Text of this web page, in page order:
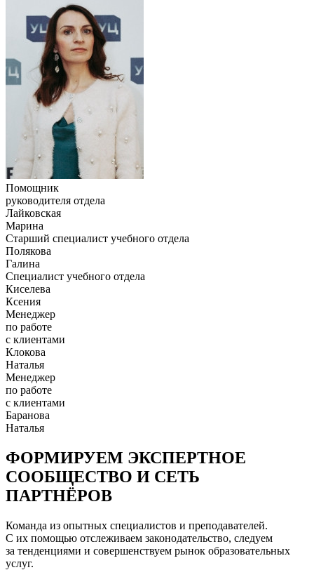
Помощник
руководителя отдела
Лайковская
Марина
Старший специалист учебного отдела
Полякова
Галина
Специалист учебного отдела
Киселева
Ксения
Менеджер
по работе
с клиентами
Клокова
Наталья
Менеджер
по работе
с клиентами
Баранова
Наталья
ФОРМИРУЕМ ЭКСПЕРТНОЕ
СООБЩЕСТВО И СЕТЬ
ПАРТНЁРОВ
Команда из опытных специалистов и преподавателей.
С их помощью отслеживаем законодательство, следуем
за тенденциями и совершенствуем рынок образовательных
услуг.